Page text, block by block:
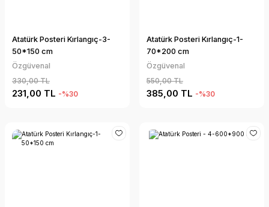
Atatürk Posteri Kırlangıç-3-
50*150 cm
Özgüvenal
330,00 TL
231,00 TL -%30
Atatürk Posteri Kırlangıç-1-
70*200 cm
Özgüvenal
550,00 TL
385,00 TL -%30